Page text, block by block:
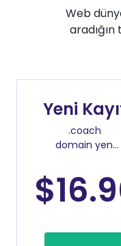
Web
Yeni
.coach
domain yeni